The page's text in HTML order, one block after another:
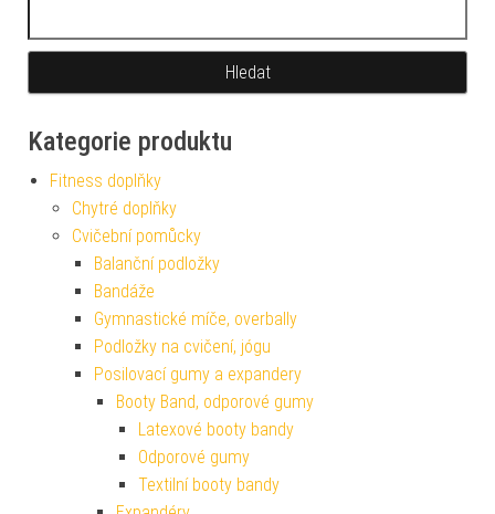
Kategorie produktu
Fitness doplňky
Chytré doplňky
Cvičební pomůcky
Balanční podložky
Bandáže
Gymnastické míče, overbally
Podložky na cvičení, jógu
Posilovací gumy a expandery
Booty Band, odporové gumy
Latexové booty bandy
Odporové gumy
Textilní booty bandy